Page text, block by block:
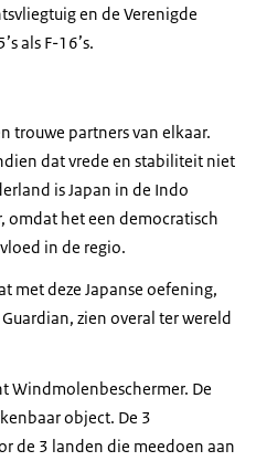
en de Verenigde
als F-16’s.
trouwe partners van elkaar.
dat vrede en stabiliteit niet
is Japan in de Indo
omdat het een democratisch
in de regio.
met deze Japanse oefening,
zien overal ter wereld
Windmolenbeschermer. De
object. De 3
de 3 landen die meedoen aan